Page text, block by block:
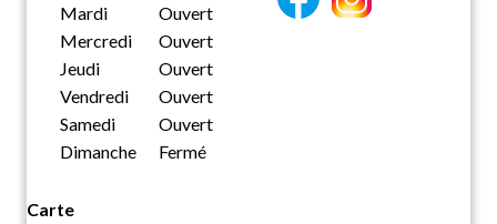
Mardi
Ouvert
Mercredi
Ouvert
Jeudi
Ouvert
Vendredi
Ouvert
Samedi
Ouvert
Dimanche
Fermé
Carte